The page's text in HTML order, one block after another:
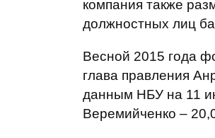
компания также
должностных лиц
Весной 2015 года
глава правления
данным НБУ на 11
Веремийченко –